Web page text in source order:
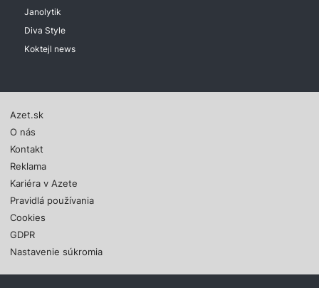
Janolytik
Diva Style
Koktejl news
Azet.sk
O nás
Kontakt
Reklama
Kariéra v Azete
Pravidlá používania
Cookies
GDPR
Nastavenie súkromia